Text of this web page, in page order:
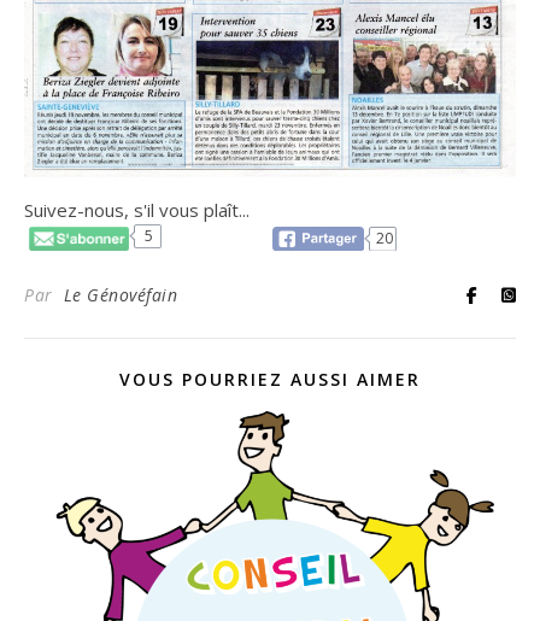
Suivez-nous, s'il vous plaît...
5 20
Par Le Génovéfain
VOUS POURRIEZ AUSSI AIMER